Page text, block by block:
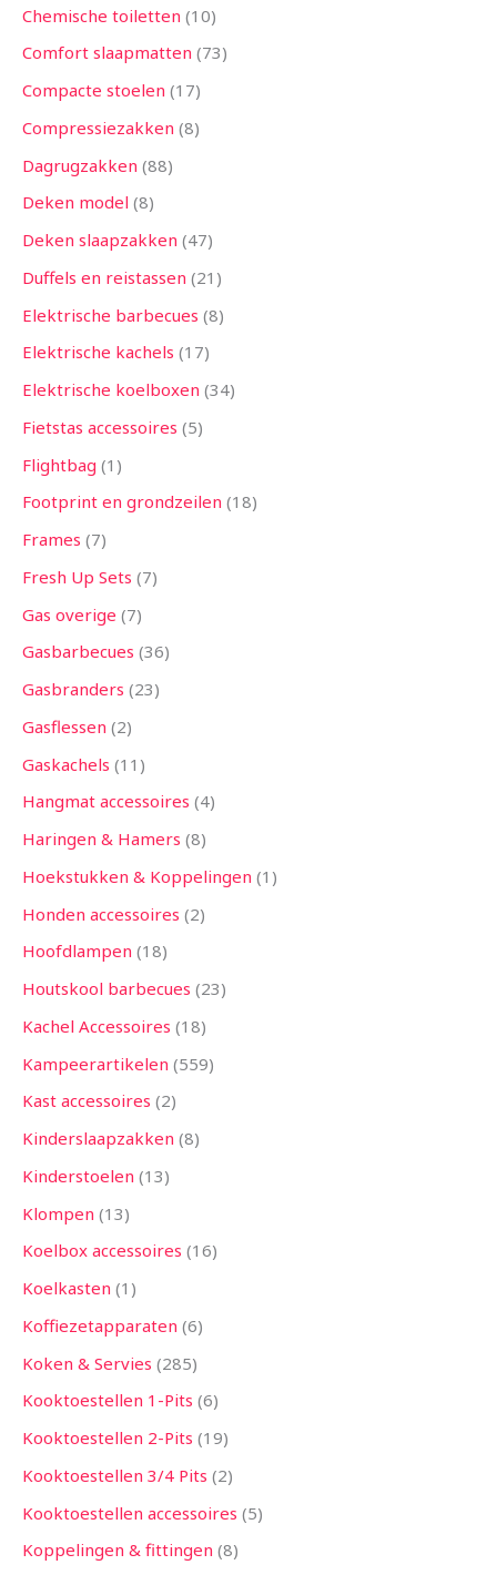
Chemische toiletten 10
Comfort slaapmatten 73
Compacte stoelen 17
Compressiezakken 8
Dagrugzakken 88
Deken model 8
Deken slaapzakken 47
Duffels en reistassen 21
Elektrische barbecues 8
Elektrische kachels 17
Elektrische koelboxen 34
Fietstas accessoires 5
Flightbag 1
Footprint en grondzeilen 18
Frames 7
Fresh Up Sets 7
Gas overige 7
Gasbarbecues 36
Gasbranders 23
Gasflessen 2
Gaskachels 11
Hangmat accessoires 4
Haringen & Hamers 8
Hoekstukken & Koppelingen 1
Honden accessoires 2
Hoofdlampen 18
Houtskool barbecues 23
Kachel Accessoires 18
Kampeerartikelen 559
Kast accessoires 2
Kinderslaapzakken 8
Kinderstoelen 13
Klompen 13
Koelbox accessoires 16
Koelkasten 1
Koffiezetapparaten 6
Koken & Servies 285
Kooktoestellen 1-Pits 6
Kooktoestellen 2-Pits 19
Kooktoestellen 3/4 Pits 2
Kooktoestellen accessoires 5
Koppelingen & fittingen 8